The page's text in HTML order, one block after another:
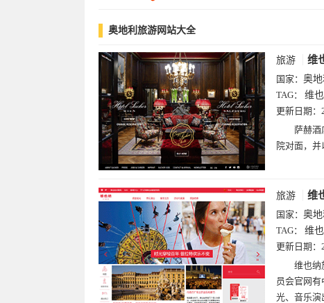
奥地利旅游网站大全
旅游 维
国家： 奥地
TAG： 维
更新日期：
萨赫酒
院对面，
旅游 维
国家： 奥地
TAG： 维
更新日期：
维也纳
员会官网
光、音乐演